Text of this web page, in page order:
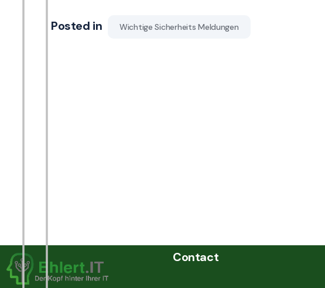
Posted in Wichtige Sicherheits Meldungen
Contact